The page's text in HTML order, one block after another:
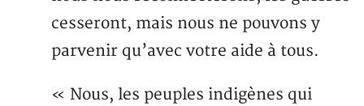
cesseront, mais nous ne pouvons y
parvenir qu’avec votre aide à tous.
« Nous, les peuples indigènes qui